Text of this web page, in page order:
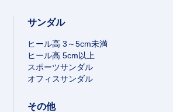
サンダル
ヒール高 3～5cm未満
ヒール高 5cm以上
スポーツサンダル
オフィスサンダル
その他